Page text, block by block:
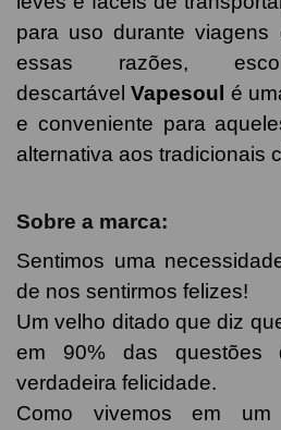
para uso durante
essas razões,
descartávelVapesoul é
e conveniente para
alternativa aos tradicionais
Sobre a marca:
Sentimos uma
de nos sentirmos felizes!
Um velho ditado que diz
em 90% das questões
verdadeira felicidade.
Como vivemos em